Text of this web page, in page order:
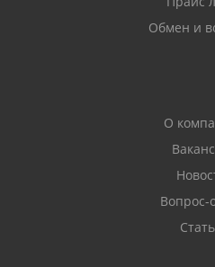
Обмен и
О
Вопрос-